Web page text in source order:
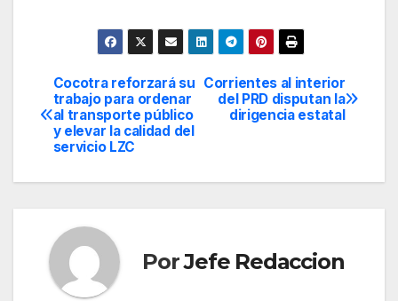
Navegación
de
Corrientes al interior
del PRD disputan la
dirigencia estatal
Cocotra reforzará su
trabajo para ordenar
al transporte público
y elevar la calidad del
servicio LZC
PorJefe Redaccion